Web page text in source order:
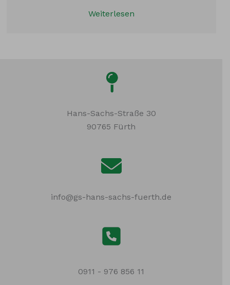
Weiterlesen
Hans-Sachs-Straße 30
90765 Fürth
info@gs-hans-sachs-fuerth.de
0911 - 976 856 11